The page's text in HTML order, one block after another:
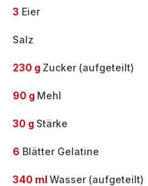
3 Eier
Salz
230 g Zucker (aufgeteilt)
90 g Mehl
30 g Stärke
6 Blätter Gelatine
340 ml Wasser (aufgeteilt)